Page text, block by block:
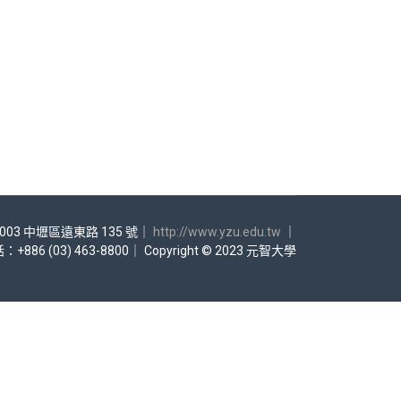
中壢區遠東路 135 號｜ http://www.yzu.edu.tw
：+886 (03) 463-8800｜ Copyright © 2023 元智大學